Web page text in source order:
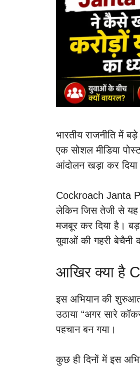
भारतीय राजनीति में
एक सोशल मीडिया
आंदोलन खड़ा कर दिया
Cockroach Janta
लेकिन जिस तेजी से यह
मजबूर कर दिया है।
युवाओं की गहरी बेचैनी
आखिर क्या है
इस अभियान की शुरुआत
उठाया “अगर सारे
पहचान बन गया।
कुछ ही दिनों में इस